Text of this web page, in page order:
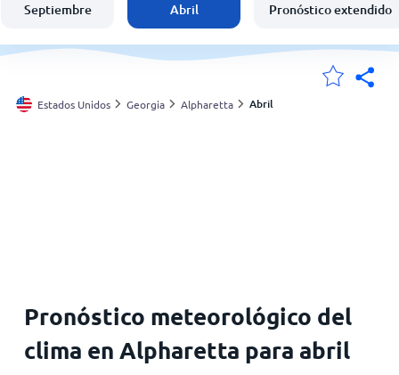
España
Argentina
Septiembre Abril Pronóstico extendido
Estados Unidos Georgia Alpharetta Abril
Pronóstico meteorológico del
clima en Alpharetta para abril